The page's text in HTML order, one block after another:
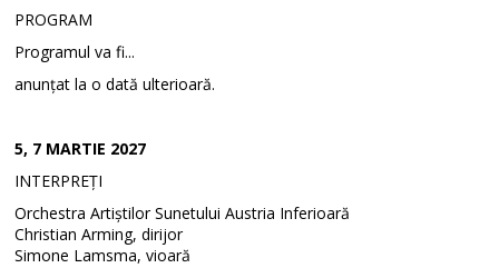
PROGRAM
Programul va fi...
anunțat la o dată ulterioară.
5, 7 MARTIE 2027
INTERPREȚI
Orchestra Artiștilor Sunetului Austria Inferioară
Christian Arming, dirijor
Simone Lamsma, vioară